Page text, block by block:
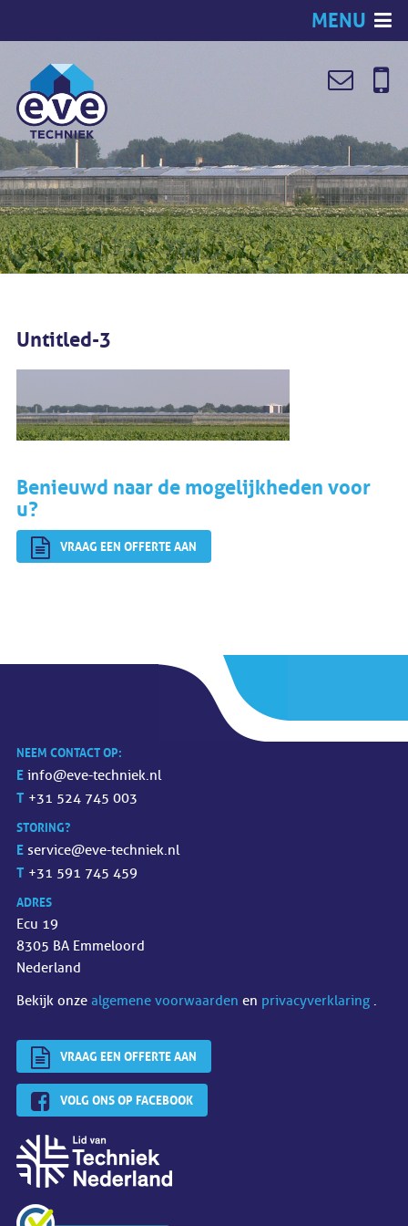
MENU
Untitled-3
Benieuwd naar de mogelijkheden voor
u?
VRAAG EEN OFFERTE AAN
NEEM CONTACT OP:
E info@eve-techniek.nl
T +31 524 745 003
STORING?
E service@eve-techniek.nl
T +31 591 745 459
ADRES
Ecu 19
8305 BA Emmeloord
Nederland
Bekijk onze algemene voorwaarden en privacyverklaring .
VRAAG EEN OFFERTE AAN
VOLG ONS OP FACEBOOK